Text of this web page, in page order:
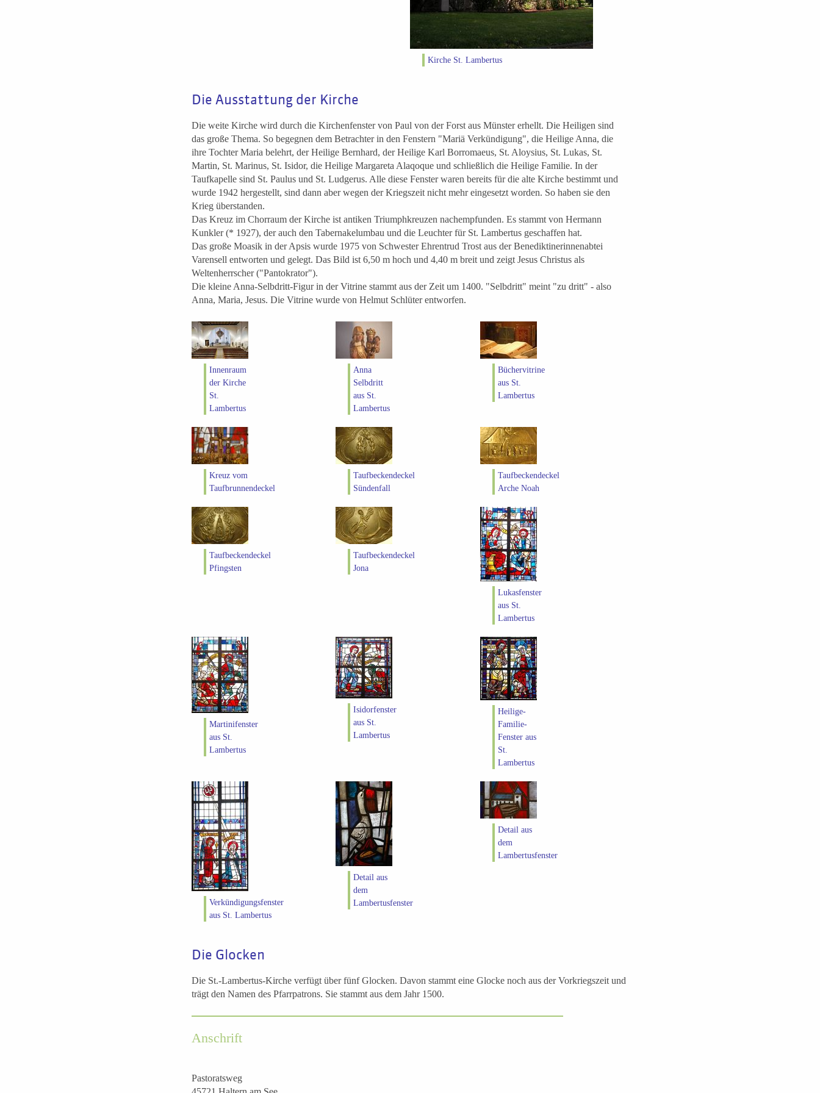
Kirche St. Lambertus
Die Ausstattung der Kirche
Die weite Kirche wird durch die Kirchenfenster von Paul von der Forst aus Münster erhellt. Die Heiligen sind
das große Thema. So begegnen dem Betrachter in den Fenstern "Mariä Verkündigung", die Heilige Anna, die
ihre Tochter Maria belehrt, der Heilige Bernhard, der Heilige Karl Borromaeus, St. Aloysius, St. Lukas, St.
Martin, St. Marinus, St. Isidor, die Heilige Margareta Alaqoque und schließlich die Heilige Familie. In der
Taufkapelle sind St. Paulus und St. Ludgerus. Alle diese Fenster waren bereits für die alte Kirche bestimmt und
wurde 1942 hergestellt, sind dann aber wegen der Kriegszeit nicht mehr eingesetzt worden. So haben sie den
Krieg überstanden.
Das Kreuz im Chorraum der Kirche ist antiken Triumphkreuzen nachempfunden. Es stammt von Hermann
Kunkler (* 1927), der auch den Tabernakelumbau und die Leuchter für St. Lambertus geschaffen hat.
Das große Moasik in der Apsis wurde 1975 von Schwester Ehrentrud Trost aus der Benediktinerinnenabtei
Varensell entworten und gelegt. Das Bild ist 6,50 m hoch und 4,40 m breit und zeigt Jesus Christus als
Weltenherrscher ("Pantokrator").
Die kleine Anna-Selbdritt-Figur in der Vitrine stammt aus der Zeit um 1400. "Selbdritt" meint "zu dritt" - also
Anna, Maria, Jesus. Die Vitrine wurde von Helmut Schlüter entworfen.
Innenraum
der Kirche
St.
Lambertus
Anna
Selbdritt
aus St.
Lambertus
Büchervitrine
aus St.
Lambertus
Kreuz vom
Taufbrunnendeckel
Taufbeckendeckel
Sündenfall
Taufbeckendeckel
Arche Noah
Taufbeckendeckel
Pfingsten
Taufbeckendeckel
Jona
Lukasfenster
aus St.
Lambertus
Martinifenster
aus St.
Lambertus
Isidorfenster
aus St.
Lambertus
Heilige-
Familie-
Fenster aus
St.
Lambertus
Verkündigungsfenster
aus St. Lambertus
Detail aus
dem
Lambertusfenster
Detail aus
dem
Lambertusfenster
Die Glocken
Die St.-Lambertus-Kirche verfügt über fünf Glocken. Davon stammt eine Glocke noch aus der Vorkriegszeit und
trägt den Namen des Pfarrpatrons. Sie stammt aus dem Jahr 1500.
Anschrift
Pastoratsweg